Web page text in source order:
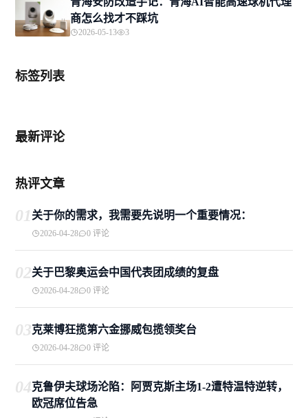
商怎么找才不踩坑
2026-05-13 3
标签列表
最新评论
热评文章
01关于你的需求，我需要先说明一个重要情况：
2026-04-28 0 评论
02关于巴黎奥运会中国代表团成绩的复盘
2026-04-28 0 评论
03克莱博狂揽第六金挪威包揽领奖台
2026-04-28 0 评论
04克鲁伊夫球场沦陷：阿贾克斯主场1-2遭特温特逆转，
欧冠席位告急